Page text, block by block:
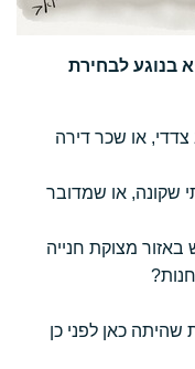
בנוגע לבחירת
או שכר דירה
שקונה, או שמדובר
מצוקת חנייה
כאן לפני כן